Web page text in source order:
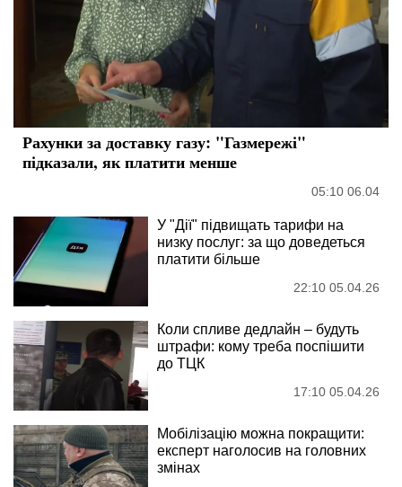
Рахунки за доставку газу: "Газмережі"
підказали, як платити менше
05:10 06.04
У "Дії" підвищать тарифи на
низку послуг: за що доведеться
платити більше
22:10 05.04.26
Коли спливе дедлайн – будуть
штрафи: кому треба поспішити
до ТЦК
17:10 05.04.26
Мобілізацію можна покращити:
експерт наголосив на головних
змінах